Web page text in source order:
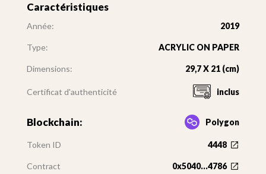
Caractéristiques
Année: 2019
Type: ACRYLIC ON PAPER
Dimensions: 29,7 X 21 (cm)
Certificat d'authenticité inclus
Blockchain: Polygon
Token ID 4448
Contract 0x5040...4786